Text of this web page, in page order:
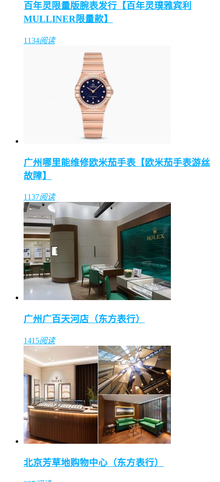
百年灵限量版腕表发行【百年灵璞雅宾利
MULLINER限量款】
1134阅读
广州哪里能维修欧米茄手表【欧米茄手表游丝
故障】
1137阅读
广州广百天河店（东方表行）
1415阅读
北京芳草地购物中心（东方表行）